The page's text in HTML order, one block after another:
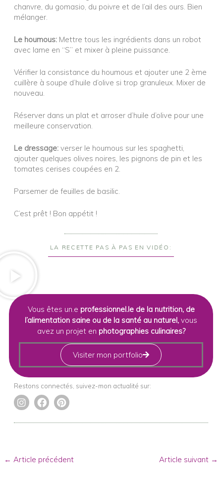
chanvre, du gomasio, du poivre et de l’ail des ours. Bien
mélanger.
Le houmous: Mettre tous les ingrédients dans un robot
avec lame en “S” et mixer à pleine puissance.
Vérifier la consistance du houmous et ajouter une 2 ème
cuillère à soupe d’huile d’olive si trop granuleux. Mixer de
nouveau.
Réserver dans un plat et arroser d’huile d’olive pour une
meilleure conservation.
Le dressage: verser le houmous sur les spaghetti,
ajouter quelques olives noires, les pignons de pin et les
tomates cerises coupées en 2.
Parsemer de feuilles de basilic.
C’est prêt ! Bon appétit !
LA RECETTE PAS À PAS EN VIDÉO:
Vous êtes un.e professionnel.le de la nutrition, de
l’alimentation saine ou de la santé au naturel, vous
avez un projet en photographies culinaires?
Visiter mon portfolio
Restons connectés, suivez-mon actualité sur:
n
g
a
o
i
r
← Article précédent Article suivant →